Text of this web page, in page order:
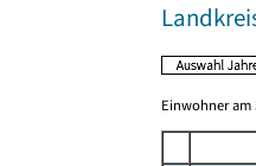
Einwohner am